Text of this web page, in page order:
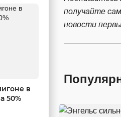
в
50%
получайте
новости